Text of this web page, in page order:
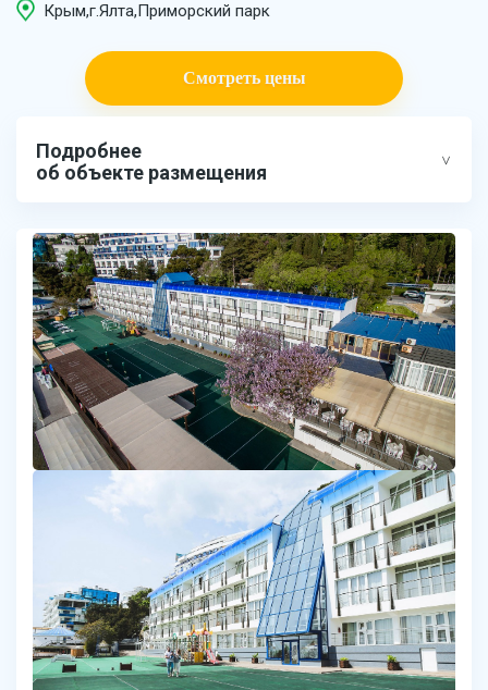
Крым,г.Ялта,Приморский парк
Смотреть цены
Подробнее
об объекте размещения